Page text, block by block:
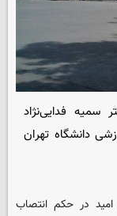
سمیه فدایی‌نژاد
دانشگاه تهران
امید در حکم انتصاب